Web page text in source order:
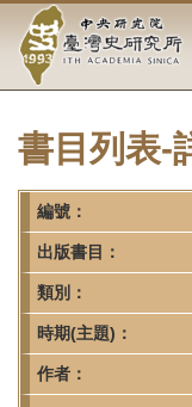
要
中
央
研
究
院-
臺
灣
史
書目列表-
編號：
出版書目：
類別：
時期(主題)：
作者：